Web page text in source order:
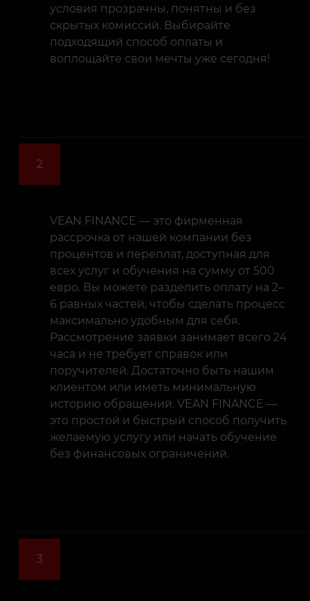
условия прозрачны, понятны и без
скрытых комиссий. Выбирайте
подходящий способ оплаты и
воплощайте свои мечты уже сегодня!
2
VEAN FINANCE — это фирменная
рассрочка от нашей компании без
процентов и переплат, доступная для
всех услуг и обучения на сумму от 500
евро. Вы можете разделить оплату на 2–
6 равных частей, чтобы сделать процесс
максимально удобным для себя.
Рассмотрение заявки занимает всего 24
часа и не требует справок или
поручителей. Достаточно быть нашим
клиентом или иметь минимальную
историю обращений. VEAN FINANCE —
это простой и быстрый способ получить
желаемую услугу или начать обучение
без финансовых ограничений.
3